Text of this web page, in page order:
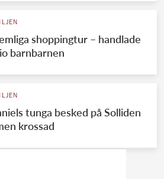
shoppingtur – handlade
barnbarnen
tunga besked på Solliden
krossad